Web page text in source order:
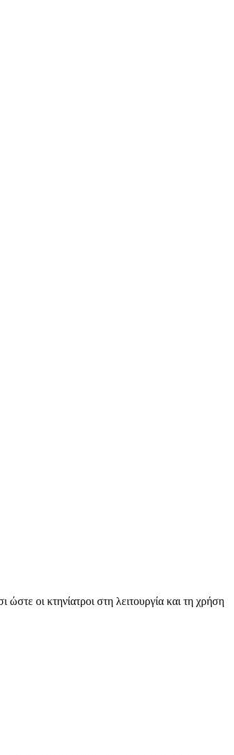
οι κτηνίατροι στη λειτουργία και τη χρήση